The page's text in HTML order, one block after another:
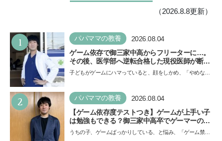
（2026.8.8更新）
1 パパママの教養 2026.08.04
ゲーム依存で御三家中高からフリーターに…。
その後、医学部へ逆転合格した現役医師が断言
「ゲームの経験が受験勉強に役立った」そう考
子どもがゲームにハマっていると、顔をしかめ、「やめなさ
い…
2 パパママの教養 2026.08.04
【ゲーム依存度テストつき】ゲームが上手い子
は勉強もできる？御三家中高卒でゲーマーの医
師・阿部智史さんが教えるゲームしながら受験
うちの子、ゲームばっかりしている、と悩み、「ゲーム禁